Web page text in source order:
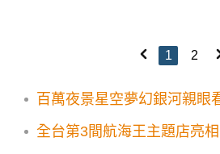
1 2
百萬夜景星空夢幻銀河親眼
全台第3間航海王主題店亮